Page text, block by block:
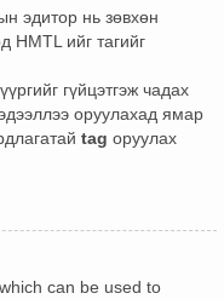
эдитор нь зөвхөн
HMTL ийг тагийг
гүйцэтгэж чадах
оруулахад ямар
tag оруулах
can be used to